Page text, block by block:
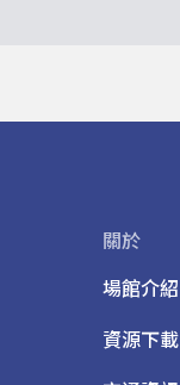
關於
場館介紹
資源下載